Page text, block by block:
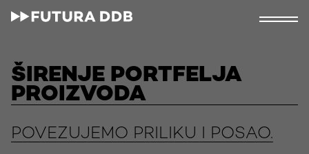
ŠIRENJE PORTFELJA
PROIZVODA
POVEZUJEMO PRILIKU I POSAO.